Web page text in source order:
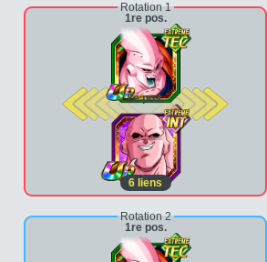
Rotation 1
1re pos.
2e pos.
6 liens
Rotation 2
1re pos.